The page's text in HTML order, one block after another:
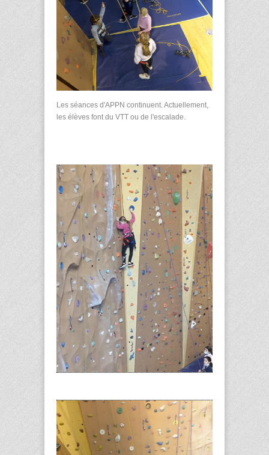
Les séances d'APPN continuent. Actuellement,
les élèves font du VTT ou de l'escalade.